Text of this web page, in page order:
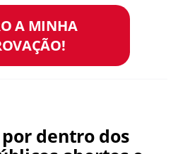
A MINHA
dentro dos